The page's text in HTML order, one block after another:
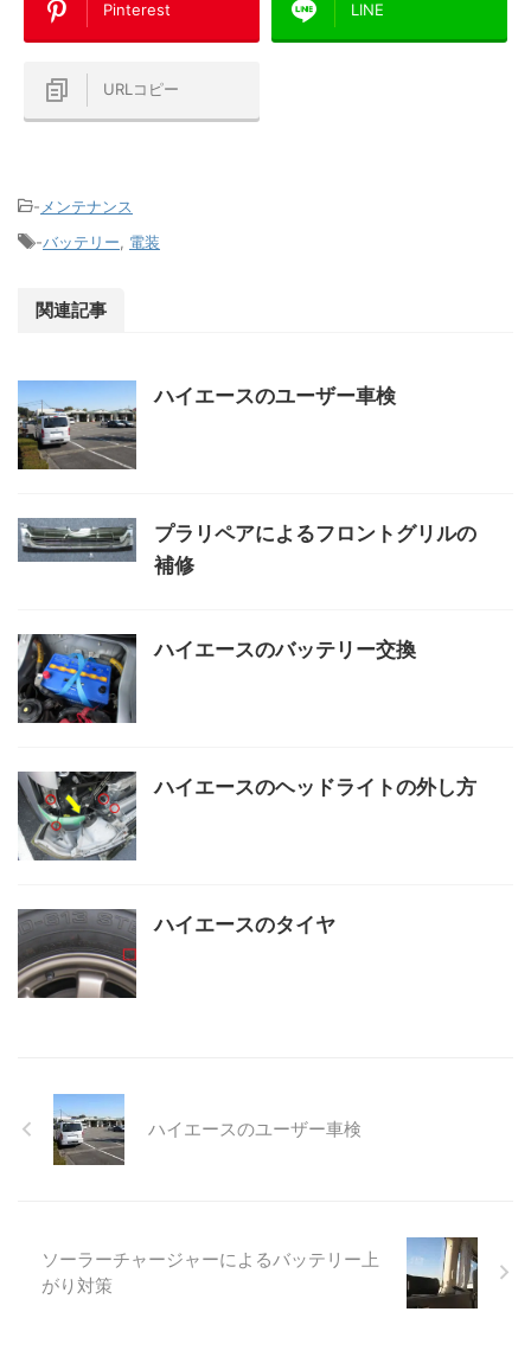
Pinterest LINE
URLコピー
- メンテナンス
-バッテリー 電装
関連記事
ハイエースのユーザー車検
プラリペアによるフロントグリルの
補修
ハイエースのバッテリー交換
ハイエースのヘッドライトの外し方
ハイエースのタイヤ
ハイエースのユーザー車検
ソーラーチャージャーによるバッテリー上
がり対策